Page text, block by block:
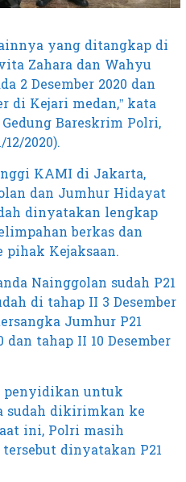
yang ditangkap di
Zahara dan Wahyu
2 Desember 2020 dan
di Kejari medan,” kata
Bareskrim Polri,
2020).
KAMI di Jakarta,
dan Jumhur Hidayat
dinyatakan lengkap
berkas dan
Kejaksaan.
Nainggolan sudah P21
di tahap II 3 Desember
Jumhur P21
tahap II 10 Desember
penyidikan untuk
sudah dikirimkan ke
ini, Polri masih
dinyatakan P21